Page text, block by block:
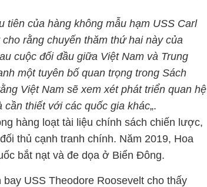
tiên của hàng không mẫu hạm USS Carl
rằng chuyến thăm thứ hai này của
cuộc đối đầu giữa Việt Nam và Trung
một tuyên bố quan trọng trong Sách
Việt Nam sẽ xem xét phát triển quan hệ
thiết với các quốc gia khác„.
hàng loạt tài liệu chính sách chiến lược,
thủ cạnh tranh chính. Năm 2019, Hoa
bắt nạt và đe dọa ở Biển Đông.
USS Theodore Roosevelt cho thấy